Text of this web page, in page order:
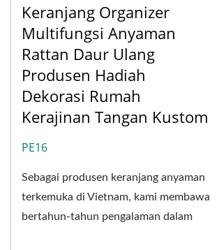
Keranjang Organizer
Multifungsi Anyaman
Rattan Daur Ulang
Produsen Hadiah
Dekorasi Rumah
Kerajinan Tangan Kustom
PE16
Sebagai produsen keranjang anyaman
terkemuka di Vietnam, kami membawa
bertahun-tahun pengalaman dalam